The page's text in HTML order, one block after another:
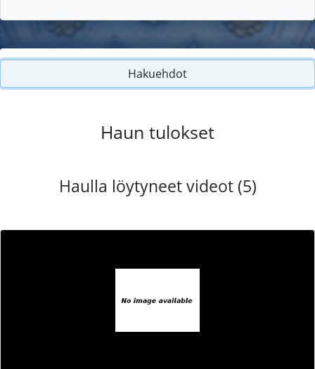
Hakuehdot
Haun tulokset
Haulla löytyneet videot (5)